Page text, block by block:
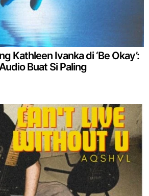
Kathleen Ivanka di ‘Be Okay’:
Buat Si Paling